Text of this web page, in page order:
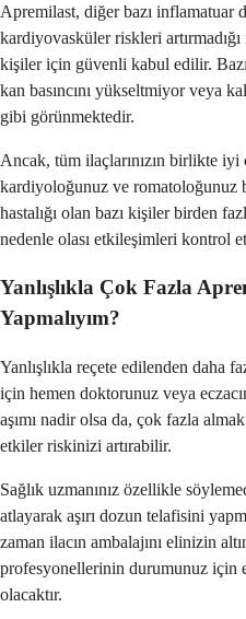
Apremilast, diğer bazı inflamatuar
kardiyovasküler riskleri
kişiler için güvenli kabul edilir.
kan basıncını yükseltmiyor veya
gibi görünmektedir.
Ancak, tüm ilaçlarınızın birlikte iyi
kardiyoloğunuz ve romatoloğunuz
hastalığı olan bazı kişiler birden
nedenle olası etkileşimleri kontrol
Yanlışlıkla Çok Fazla
Yapmalıyım?
Yanlışlıkla reçete edilenden daha
için hemen doktorunuz veya
aşımı nadir olsa da, çok fazla
etkiler riskinizi artırabilir.
Sağlık uzmanınız özellikle
atlayarak aşırı dozun telafisini
zaman ilacın ambalajını elinizin
profesyonellerinin durumunuz için
olacaktır.